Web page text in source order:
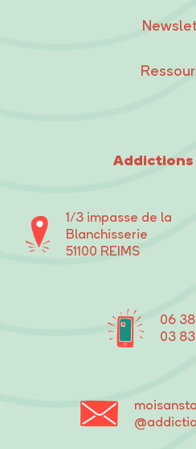
Addictions
1/3 impasse de la
Blanchisserie
51100 REIMS
06
03 83